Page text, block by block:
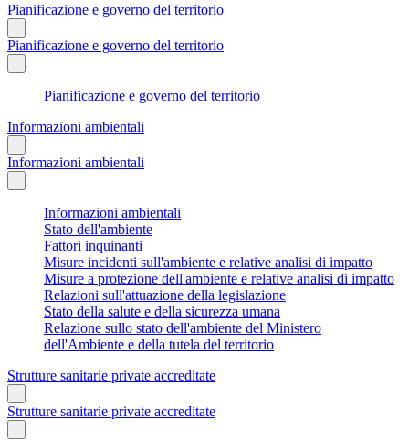
Pianificazione e governo del territorio
Pianificazione e governo del territorio
Pianificazione e governo del territorio
Informazioni ambientali
Informazioni ambientali
Informazioni ambientali
Stato dell'ambiente
Fattori inquinanti
Misure incidenti sull'ambiente e relative analisi di impatto
Misure a protezione dell'ambiente e relative analisi di impatto
Relazioni sull'attuazione della legislazione
Stato della salute e della sicurezza umana
Relazione sullo stato dell'ambiente del Ministero
dell'Ambiente e della tutela del territorio
Strutture sanitarie private accreditate
Strutture sanitarie private accreditate